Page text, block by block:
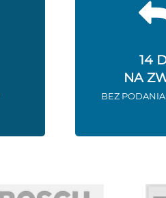
14
NA
BEZ PODANIA